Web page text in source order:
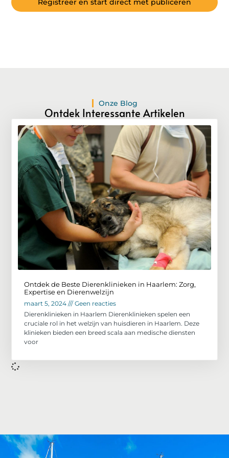
Registreer en start direct met publiceren
Onze Blog
Ontdek Interessante Artikelen
Ontdek de Beste Dierenklinieken in Haarlem: Zorg,
Expertise en Dierenwelzijn
maart 5, 2024
Geen reacties
Dierenklinieken in Haarlem Dierenklinieken spelen een
cruciale rol in het welzijn van huisdieren in Haarlem. Deze
klinieken bieden een breed scala aan medische diensten
voor